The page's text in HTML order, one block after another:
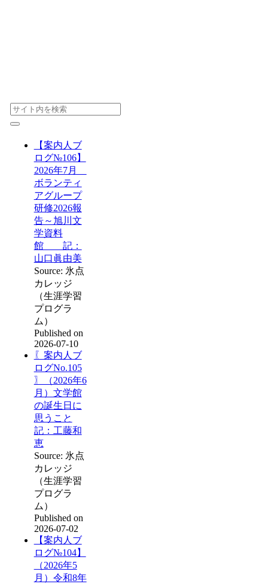
【案内人ブ
ログ№106】
2026年7月
ボランティ
アグループ
研修2026報
告～旭川文
学資料
館 記：
山口眞由美
Source: 氷点
カレッジ
（生涯学習
プログラ
ム）
Published on
2026-07-10
〖案内人ブ
ログNo.105
〗（2026年6
月）文学館
の誕生日に
思うこと
記：工藤和
恵
Source: 氷点
カレッジ
（生涯学習
プログラ
ム）
Published on
2026-07-02
【案内人ブ
ログ№104】
（2026年5
月）令和8年